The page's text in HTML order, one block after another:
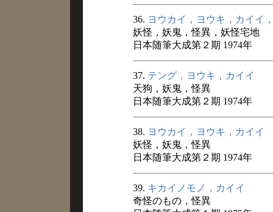
36. ヨウカイ，ヨウキ，カイイ
妖怪，妖鬼，怪異，妖怪宅地
日本随筆大成第２期 1974年
37. テング，ヨウキ，カイイ
天狗，妖鬼，怪異
日本随筆大成第２期 1974年
38. ヨウカイ，ヨウキ，カイイ
妖怪，妖鬼，怪異
日本随筆大成第２期 1974年
39. キカイノモノ，カイイ
奇怪のもの，怪異